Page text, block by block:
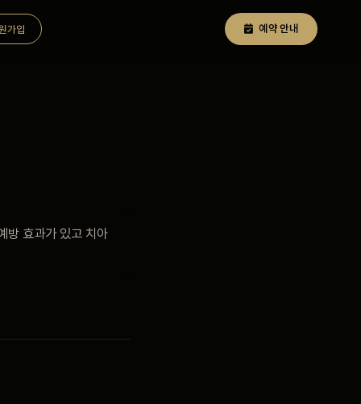
가입 예약 안내
방 효과가 있고 치아